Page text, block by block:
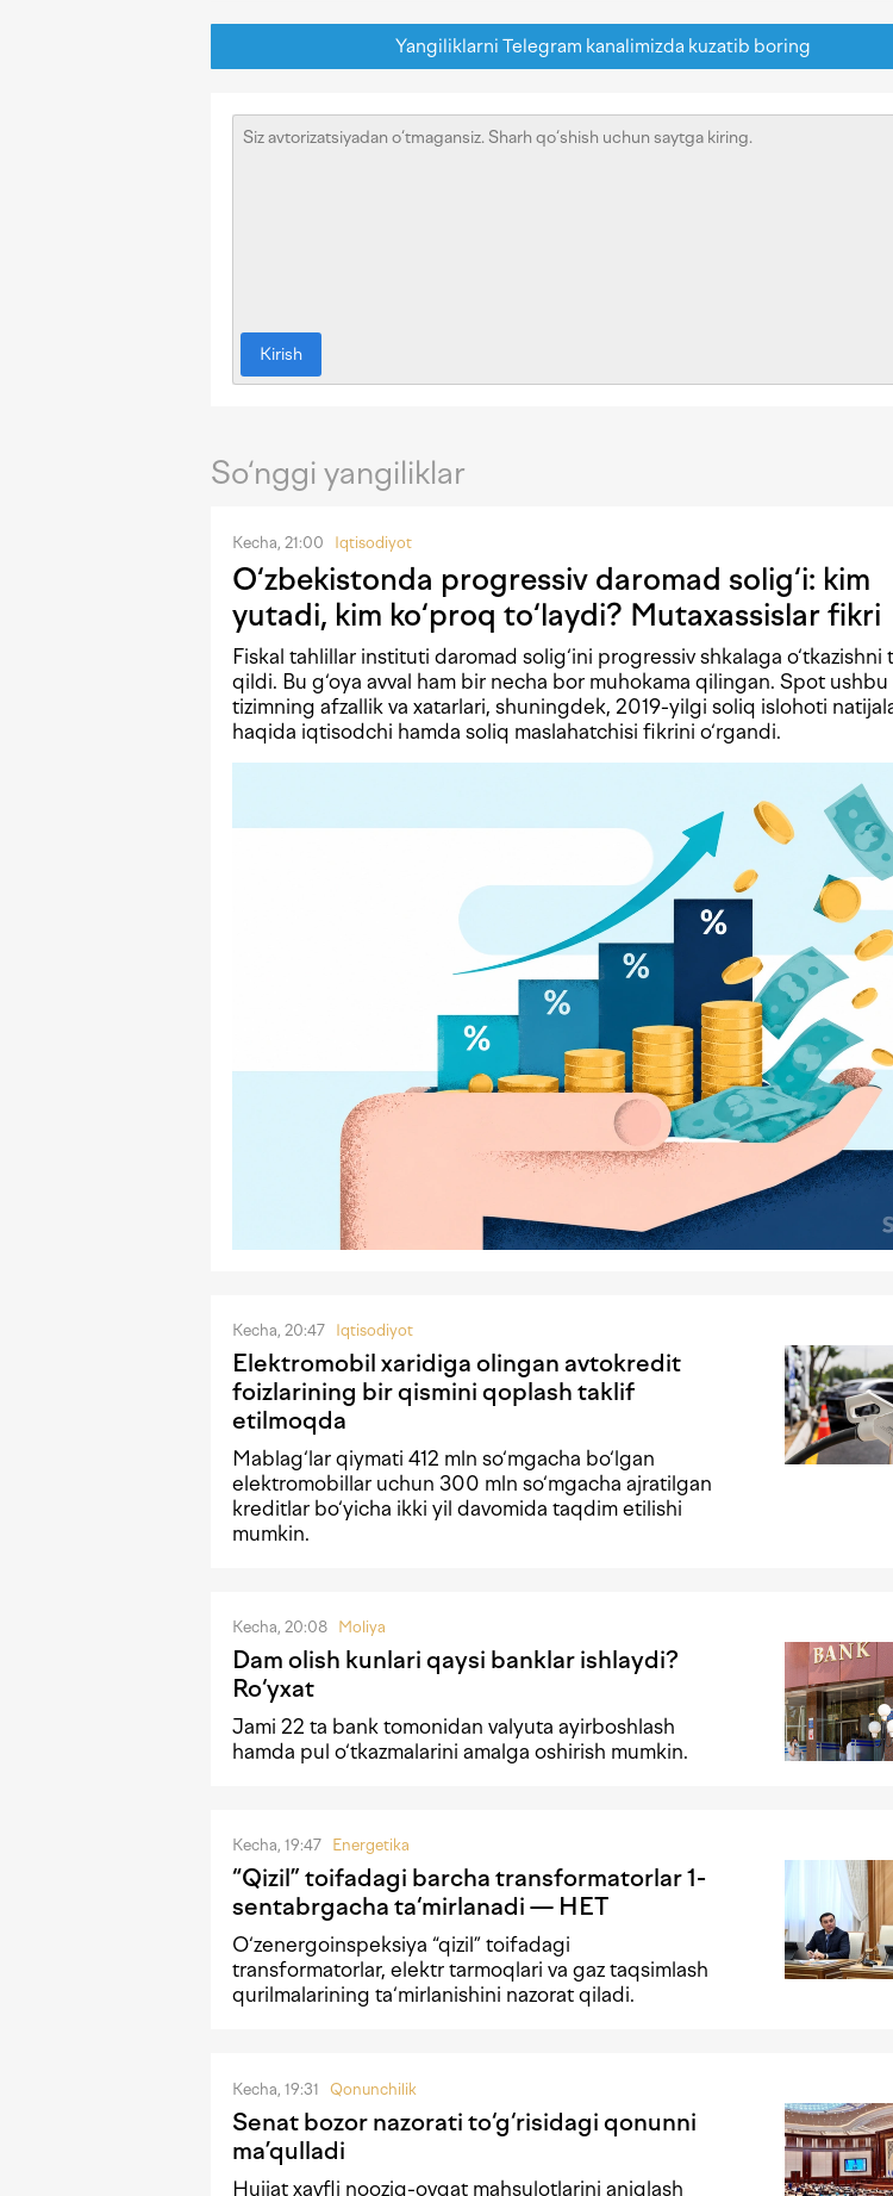
Yangiliklarni Telegram kanalimizda kuzatib boring
Kirish
So‘nggi yangiliklar
Kecha, 21:00 Iqtisodiyot
O‘zbekistonda progressiv daromad solig‘i: kim
yutadi, kim ko‘proq to‘laydi? Mutaxassislar fikri
Fiskal tahlillar instituti daromad solig‘ini progressiv shkalaga o‘tkazishni
qildi. Bu g‘oya avval ham bir necha bor muhokama qilingan. Spot ushbu
tizimning afzallik va xatarlari, shuningdek, 2019-yilgi soliq islohoti
haqida iqtisodchi hamda soliq maslahatchisi fikrini o‘rgandi.
Kecha, 20:47 Iqtisodiyot
Elektromobil xaridiga olingan avtokredit
foizlarining bir qismini qoplash taklif
etilmoqda
Mablag‘lar qiymati 412 mln so‘mgacha bo‘lgan
elektromobillar uchun 300 mln so‘mgacha ajratilgan
kreditlar bo‘yicha ikki yil davomida taqdim etilishi
mumkin.
Kecha, 20:08 Moliya
Dam olish kunlari qaysi banklar ishlaydi?
Ro‘yxat
Jami 22 ta bank tomonidan valyuta ayirboshlash
hamda pul o‘tkazmalarini amalga oshirish mumkin.
Kecha, 19:47 Energetika
“Qizil” toifadagi barcha transformatorlar 1-
sentabrgacha ta‘mirlanadi — HET
O‘zenergoinspeksiya “qizil” toifadagi
transformatorlar, elektr tarmoqlari va gaz taqsimlash
qurilmalarining ta‘mirlanishini nazorat qiladi.
Kecha, 19:31 Qonunchilik
Senat bozor nazorati to‘g‘risidagi qonunni
ma’qulladi
Hujjat xavfli nooziq-ovqat mahsulotlarini aniqlash